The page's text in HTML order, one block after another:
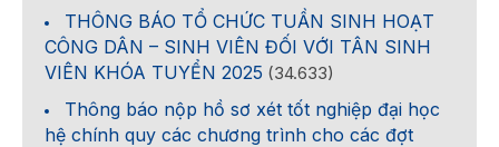
THÔNG BÁO TỔ CHỨC TUẦN SINH HOẠT
CÔNG DÂN – SINH VIÊN ĐỐI VỚI TÂN SINH
VIÊN KHÓA TUYỂN 2025 (34.633)
Thông báo nộp hồ sơ xét tốt nghiệp đại học
hệ chính quy các chương trình cho các đợt